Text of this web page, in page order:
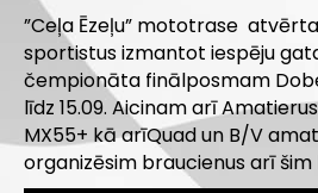
”Ceļa Ēzeļu” mototrase
sportistus izmantot iespēju
čempionāta finālposmam
līdz 15.09. Aicinam arī
MX55+ kā arīQuad un B/V
organizēsim braucienus arī šim